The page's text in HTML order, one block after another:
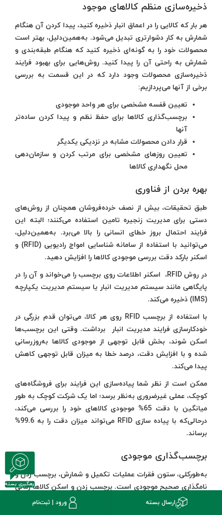
ارسال بسته ورود | ثبت‌نام
ذخیره‌سازی منظم کالاهای موجود
هر بار که کالایی را در اعماق انبار ذخیره کنید، پیدا کردن آن هنگام
شمارش به کار دشوارتری تبدیل می‌شود. به‌همین‌دلیل، بهتر است
محصولات خود را به گونه‌ای ذخیره کنید که هنگام طبقه‌بندی و
شمارش به راحتی آن را پیدا کنید. روش‌هایی برای بهبود فرایند
ذخیره‌سازی محصولات وجود دارد که در این قسمت به بررسی
برخی از آنها می‌پردازیم:
تعیین قفسه مشخصی برای هر واحد موجودی
برچسب‌گذاری کالاها برای حفظ نظم و پیدا کردن ساده‌تر
آنها
قرار دادن محصولات مشابه در نزدیکی یکدیگر
تعیین روزهای مشخصی برای مرتب کردن و سازمان‌دهی
محل نگهداری کالاها
بهره بردن از فناوری
طبق تحقیقات، بیش از نصف خرده‌فروشان همچنان از روش‌های
دستی برای مدیریت زنجیره تامین استفاده می‌کنند؛ البته این
فرایند احتمال بروز خطای انسانی را بالا می‌برد. به‌همین‌دلیل،
می‌توانید با استفاده از سامانه شناسایی امواج رادیویی (RFID) و
اسکنر بارکد دقت بررسی موجودی کالاها را افزایش ‌دهید.
در روش RFID، اسکنر اطلاعات روی برچسب را می‌خواند و آن را در
پایگاهی مانند سیستم مدیریت انبار یا سیستم مدیریت یکپارچه
(IMS) ذخیره می‌کند.
با استفاده از برچسب RFID روی هر کالا، می‌توان قدم بزرگی در
خودکارسازی فرایند مدیریت انبار برداشت. وقتی این برچسب‌ها
اسکن شوند، بخش قابل توجهی از موجودی کالاها به‌روز‌رسانی
شده و با افزایش دقت، درصد خطا به میزان قابل توجهی کاهش
پیدا می‌کند.
ممکن است از نظر شما پیاده‌سازی این فرایند برای فروشگاه‌های
کوچک، عملی غیر‌ضروری به‌نظر برسد؛ اما یک شرکت کوچک به طور
میانگین با دقت 65% موجودی کالاهای خود را بررسی می‌کند،
در‌حالی‌که با پیاده سازی RFID می‌تواند میزان دقت را به 99.6%
برساند.
برچسب‌گذاری موجودی
به‌طور‌کلی، ستون فقرات عملیات تکمیل و شمارش، برچسب زدن و
نامگذاری صحیح موجودی است. برچسب زدن و اسکن کالاها زمانی
که با مدیریت موجودی ترکیب می‌شود، حجم کار دستی و خطای
انسانی را کاهش می‌دهد. سیستم برچسب‌گذاری باید برای
رهگیری بسته